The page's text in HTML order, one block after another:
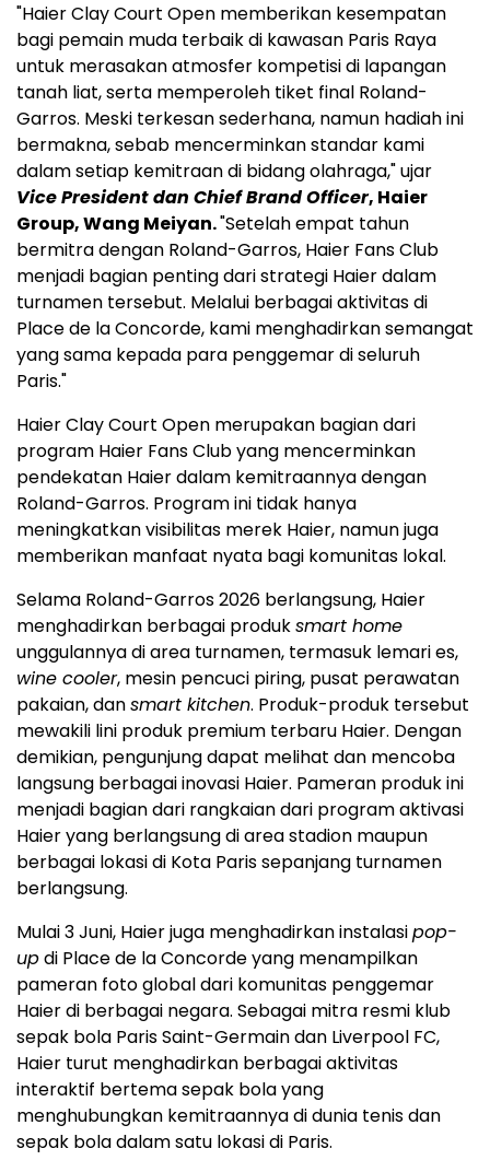
"Haier Clay Court Open memberikan kesempatan
bagi pemain muda terbaik di kawasan Paris Raya
untuk merasakan atmosfer kompetisi di lapangan
tanah liat, serta memperoleh tiket final Roland-
Garros. Meski terkesan sederhana, namun hadiah ini
bermakna, sebab mencerminkan standar kami
dalam setiap kemitraan di bidang olahraga," ujar
Vice President dan Chief Brand Officer, Haier
Group, Wang Meiyan."Setelah empat tahun
bermitra dengan Roland-Garros, Haier Fans Club
menjadi bagian penting dari strategi Haier dalam
turnamen tersebut. Melalui berbagai aktivitas di
Place de la Concorde, kami menghadirkan semangat
yang sama kepada para penggemar di seluruh
Paris."
Haier Clay Court Open merupakan bagian dari
program Haier Fans Club yang mencerminkan
pendekatan Haier dalam kemitraannya dengan
Roland-Garros. Program ini tidak hanya
meningkatkan visibilitas merek Haier, namun juga
memberikan manfaat nyata bagi komunitas lokal.
Selama Roland-Garros 2026 berlangsung, Haier
menghadirkan berbagai produksmart home
unggulannya di area turnamen, termasuk lemari es,
wine cooler, mesin pencuci piring, pusat perawatan
pakaian, dansmart kitchen. Produk-produk tersebut
mewakili lini produk premium terbaru Haier. Dengan
demikian, pengunjung dapat melihat dan mencoba
langsung berbagai inovasi Haier. Pameran produk ini
menjadi bagian dari rangkaian dari program aktivasi
Haier yang berlangsung di area stadion maupun
berbagai lokasi di Kota Paris sepanjang turnamen
berlangsung.
Mulai 3 Juni, Haier juga menghadirkan instalasipop-
updi Place de la Concorde yang menampilkan
pameran foto global dari komunitas penggemar
Haier di berbagai negara. Sebagai mitra resmi klub
sepak bola Paris Saint-Germain dan Liverpool FC,
Haier turut menghadirkan berbagai aktivitas
interaktif bertema sepak bola yang
menghubungkan kemitraannya di dunia tenis dan
sepak bola dalam satu lokasi di Paris.